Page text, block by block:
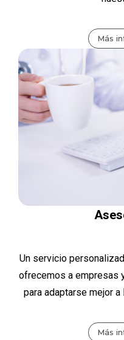
Más
Un servicio
ofrecemos a empresas
para adaptarse mejor
Más